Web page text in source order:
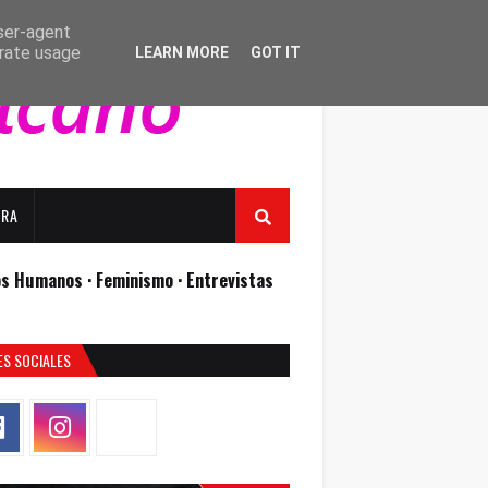
Humanos · Feminismo · Entrevistas
SOCIALES
agent
usage
LEARN MORE GOT IT